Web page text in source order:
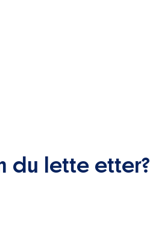
du lette etter?